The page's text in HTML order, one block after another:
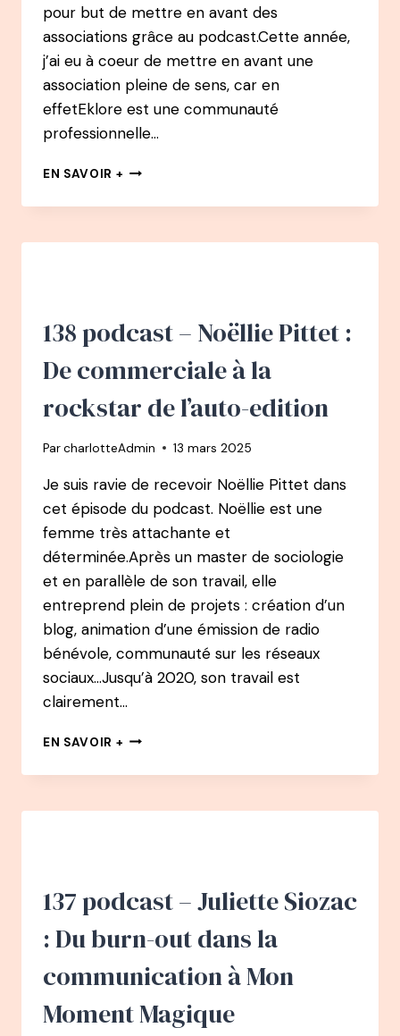
pour but de mettre en avant des
associations grâce au podcast.Cette année,
j’ai eu à coeur de mettre en avant une
association pleine de sens, car en
effetEklore est une communauté
professionnelle…
EN SAVOIR + 139
–
THOMAS
TÊTE
CUEILLEUSE
TALENTS
FONDATRICE
138 podcast – Noëllie Pittet :
De commerciale à la
rockstar de l’auto-edition
ParcharlotteAdmin 13 mars 2025
Je suis ravie de recevoir Noëllie Pittet dans
cet épisode du podcast. Noëllie est une
femme très attachante et
déterminée.Après un master de sociologie
et en parallèle de son travail, elle
entreprend plein de projets : création d’un
blog, animation d’une émission de radio
bénévole, communauté sur les réseaux
sociaux…Jusqu’à 2020, son travail est
clairement…
EN SAVOIR + 138
–
PITTET
LA
DE
EDITION
137 podcast – Juliette Siozac
: Du burn-out dans la
communication à Mon
Moment Magique